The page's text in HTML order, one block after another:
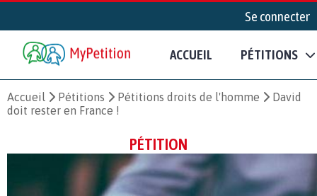
Se connecter
ACCUEIL PÉTITIONS
Accueil Pétitions Pétitions droits de l'homme
David
doit rester en France !
PÉTITION